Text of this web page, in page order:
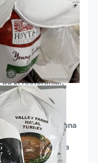
olish uchun
mumkin.
va Walmart
tekshiring, ular
halol
mahsulotlar
ba'zi restoranlar,
kabi tayyor halol
chakana
kabi yirik chakana
Crescent
kurkasini yangi va
sotadilar.